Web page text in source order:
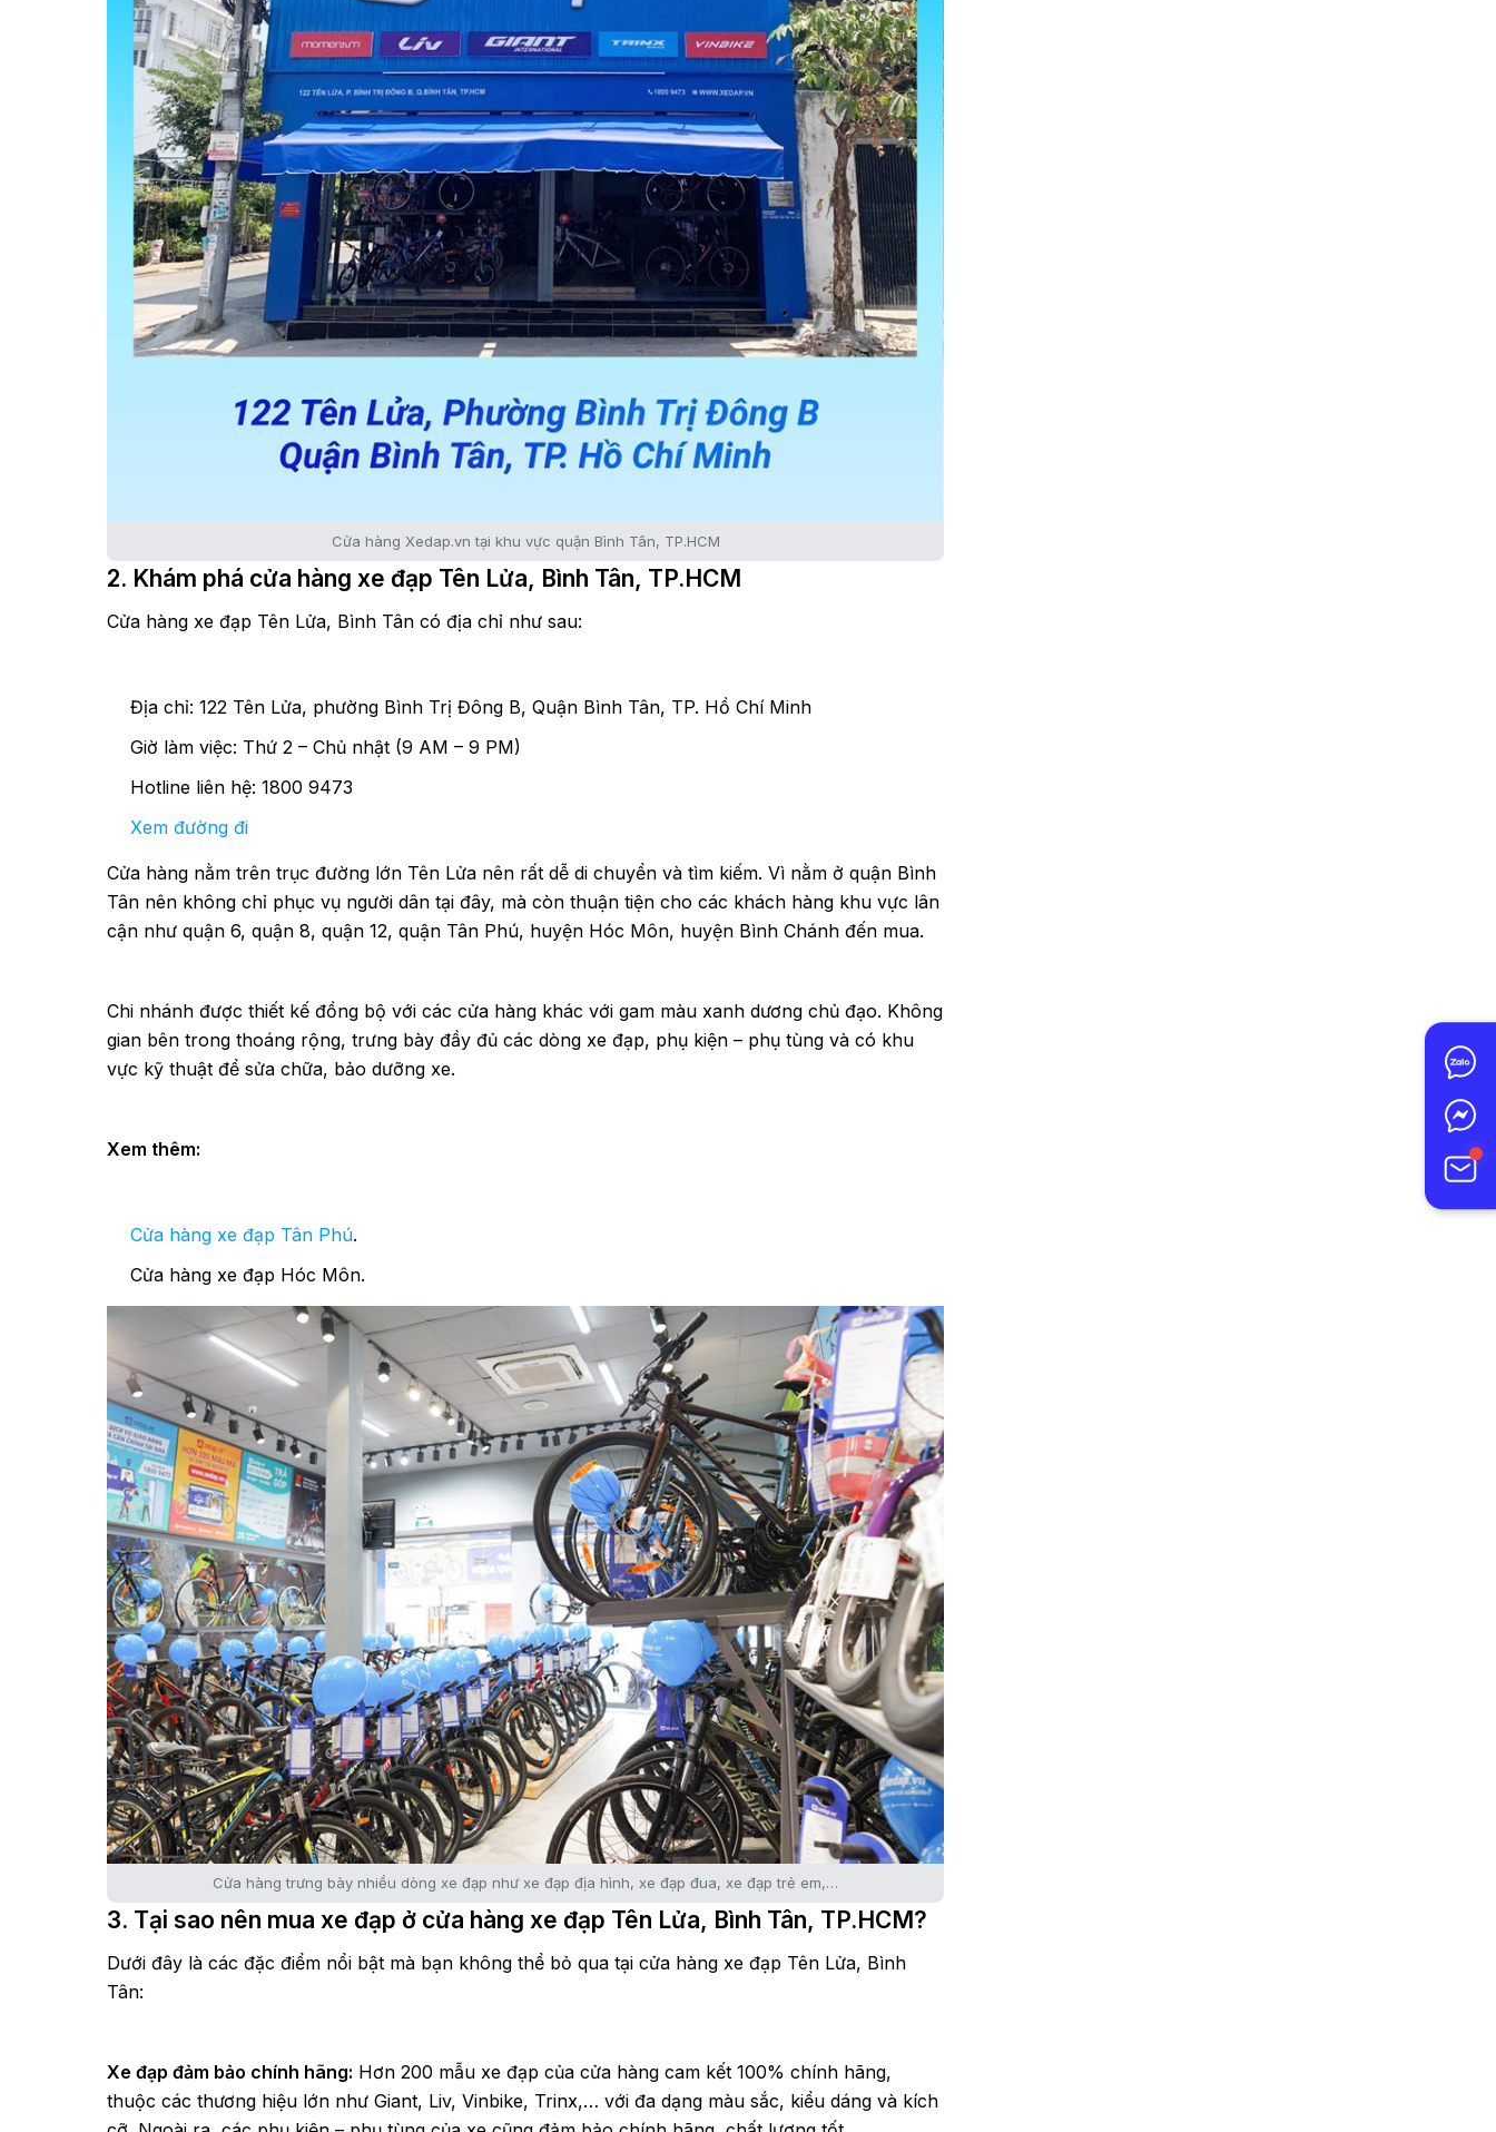
Cửa hàng Xedap.vn tại khu vực quận Bình Tân, TP.HCM
2. Khám phá cửa hàng xe đạp Tên Lửa, Bình Tân, TP.HCM
Cửa hàng xe đạp Tên Lửa, Bình Tân có địa chỉ như sau:
Địa chỉ: 122 Tên Lửa, phường Bình Trị Đông B, Quận Bình Tân, TP. Hồ Chí Minh
Giờ làm việc: Thứ 2 – Chủ nhật (9 AM – 9 PM)
Hotline liên hệ: 1800 9473
Xem đường đi
Cửa hàng nằm trên trục đường lớn Tên Lửa nên rất dễ di chuyển và tìm kiếm. Vì nằm ở quận Bình
Tân nên không chỉ phục vụ người dân tại đây, mà còn thuận tiện cho các khách hàng khu vực lân
cận như quận 6, quận 8, quận 12, quận Tân Phú, huyện Hóc Môn, huyện Bình Chánh đến mua.
Chi nhánh được thiết kế đồng bộ với các cửa hàng khác với gam màu xanh dương chủ đạo. Không
gian bên trong thoáng rộng, trưng bày đầy đủ các dòng xe đạp, phụ kiện – phụ tùng và có khu
vực kỹ thuật để sửa chữa, bảo dưỡng xe.
Xem thêm:
Cửa hàng xe đạp Tân Phú.
Cửa hàng xe đạp Hóc Môn.
Cửa hàng trưng bày nhiều dòng xe đạp như xe đạp địa hình, xe đạp đua, xe đạp trẻ em,…
3. Tại sao nên mua xe đạp ở cửa hàng xe đạp Tên Lửa, Bình Tân, TP.HCM?
Dưới đây là các đặc điểm nổi bật mà bạn không thể bỏ qua tại cửa hàng xe đạp Tên Lửa, Bình
Tân:
Xe đạp đảm bảo chính hãng: Hơn 200 mẫu xe đạp của cửa hàng cam kết 100% chính hãng,
thuộc các thương hiệu lớn như Giant, Liv, Vinbike, Trinx,… với đa dạng màu sắc, kiểu dáng và kích